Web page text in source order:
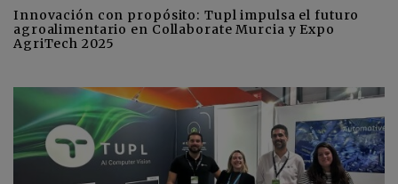
Innovación con propósito: Tupl impulsa el futuro
agroalimentario en Collaborate Murcia y Expo
AgriTech 2025